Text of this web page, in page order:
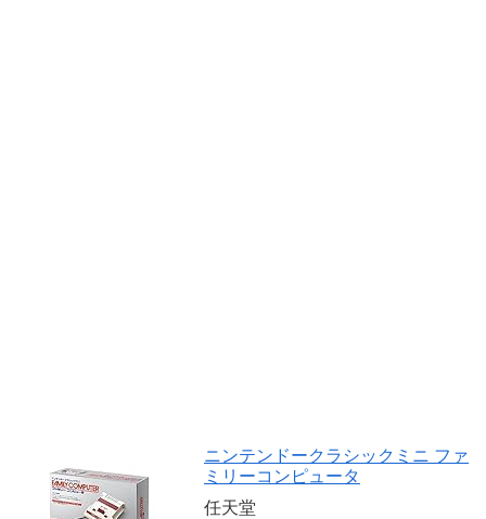
ニンテンドークラシックミニ ファ
ミリーコンピュータ
任天堂